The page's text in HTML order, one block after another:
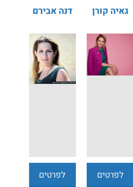
גאיה קורן
לפרטים
דנה אבירם
לפרטים